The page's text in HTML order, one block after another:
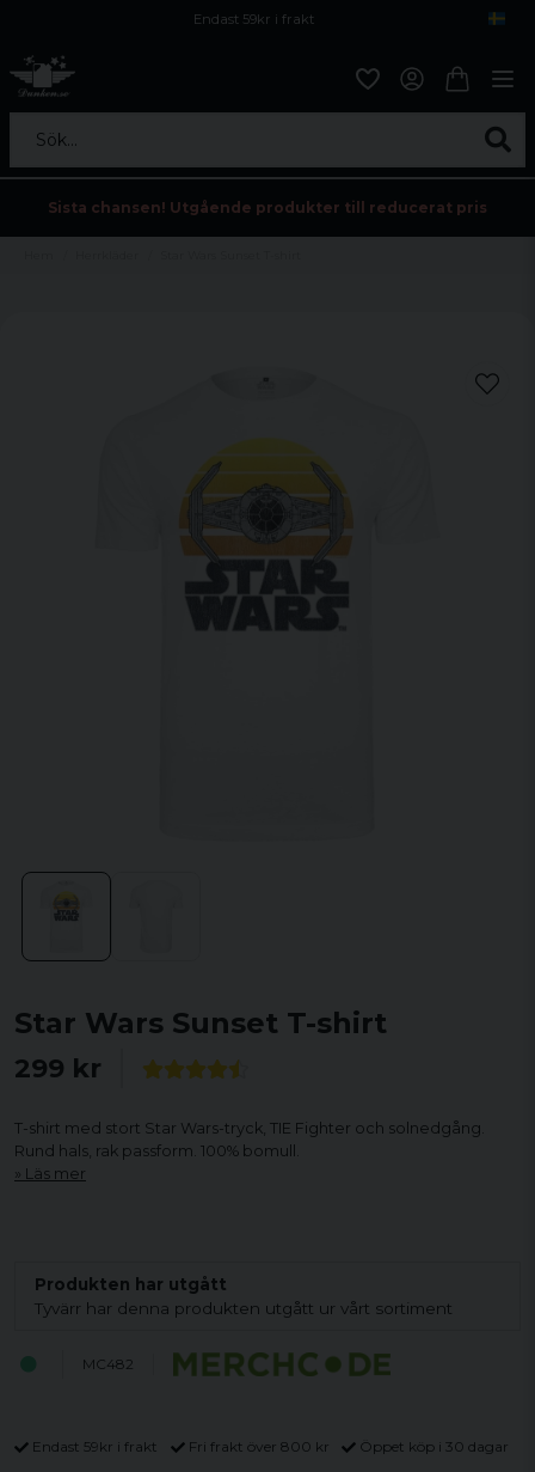
Endast 59kr i frakt
Sök...
Sista chansen! Utgående produkter till reducerat pris
Star Wars Sunset T-shirt
299 kr
T-shirt med stort Star Wars-tryck, TIE Fighter och solnedgång.
Rund hals, rak passform. 100% bomull.
Läs mer
Produkten har utgått
Tyvärr har denna produkten utgått ur vårt sortiment
MC482
Endast 59kr i frakt Fri frakt över 800 kr Öppet köp i 30 dagar